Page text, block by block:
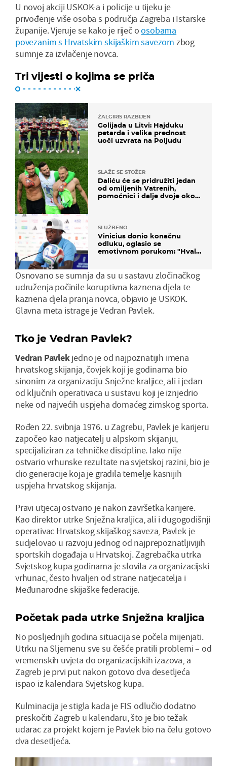
U novoj akciji USKOK-a i policije u tijeku je
privođenje više osoba s područja Zagreba i Istarske
županije. Vjeruje se kako je riječ oosobama
povezanim s Hrvatskim skijaškim savezom zbog
sumnje za izvlačenje novca.
Tri vijesti o kojima se priča
ŽALGIRIS RAZBIJEN
Golijada u Litvi: Hajduku
petarda i velika prednost
uoči uzvrata na Poljudu
SLAŽE SE STOŽER
Daliću će se pridružiti jedan
od omiljenih Vatrenih,
pomoćnici i dalje dvoje oko
SLUŽBENO
Vinicius donio konačnu
odluku, oglasio se
emotivnom porukom: "Hvala
Osnovano se sumnja da su u sastavu zločinačkog
udruženja počinile koruptivna kaznena djela te
kaznena djela pranja novca, objavio je USKOK.
Glavna meta istrage je Vedran Pavlek.
Tko je Vedran Pavlek?
Vedran Pavlekjedno je od najpoznatijih imena
hrvatskog skijanja, čovjek koji je godinama bio
sinonim za organizaciju Snježne kraljice, ali i jedan
od ključnih operativaca u sustavu koji je iznjedrio
neke od najvećih uspjeha domaćeg zimskog sporta.
Rođen 22. svibnja 1976. u Zagrebu, Pavlek je karijeru
započeo kao natjecatelj u alpskom skijanju,
specijaliziran za tehničke discipline. Iako nije
ostvario vrhunske rezultate na svjetskoj razini, bio je
dio generacije koja je gradila temelje kasnijih
uspjeha hrvatskog skijanja.
Pravi utjecaj ostvario je nakon završetka karijere.
Kao direktor utrke Snježna kraljica, ali i dugogodišnji
operativac Hrvatskog skijaškog saveza, Pavlek je
sudjelovao u razvoju jednog od najprepoznatljivijih
sportskih događaja u Hrvatskoj. Zagrebačka utrka
Svjetskog kupa godinama je slovila za organizacijski
vrhunac, često hvaljen od strane natjecatelja i
Međunarodne skijaške federacije.
Početak pada utrke Snježna kraljica
No posljednjih godina situacija se počela mijenjati.
Utrku na Sljemenu sve su češće pratili problemi – od
vremenskih uvjeta do organizacijskih izazova, a
Zagreb je prvi put nakon gotovo dva desetljeća
ispao iz kalendara Svjetskog kupa.
Kulminacija je stigla kada je FIS odlučio dodatno
preskočiti Zagreb u kalendaru, što je bio težak
udarac za projekt kojem je Pavlek bio na čelu gotovo
dva desetljeća.